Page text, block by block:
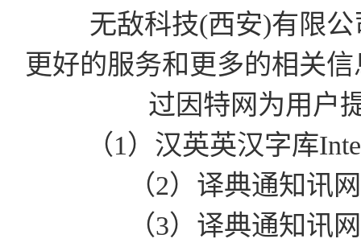
无敌科技(西安)有限公
更好的服务和更多的相关
过因特网为用户
（1）汉英英汉字库
（2）译典通知讯
（3）译典通知讯